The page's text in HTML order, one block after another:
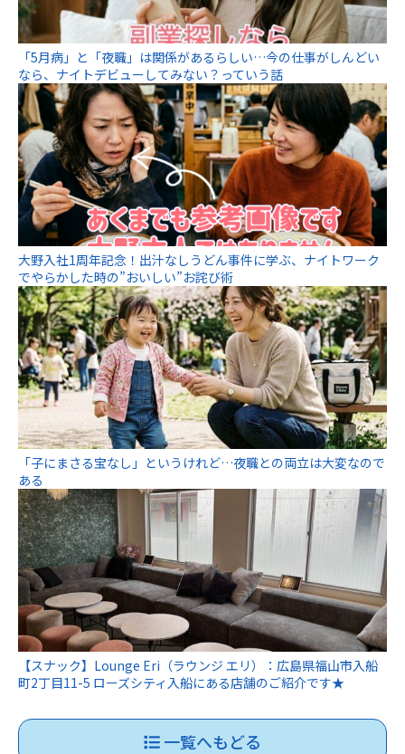
「5月病」と「夜職」は関係があるらしい…今の仕事がしんどい
なら、ナイトデビューしてみない？っていう話
大野入社1周年記念！出汁なしうどん事件に学ぶ、ナイトワーク
でやらかした時の”おいしい”お詫び術
「子にまさる宝なし」というけれど…夜職との両立は大変なので
ある
【スナック】Lounge Eri（ラウンジ エリ）：広島県福山市入船
町2丁目11-5 ローズシティ入船にある店舗のご紹介です★
一覧へもどる